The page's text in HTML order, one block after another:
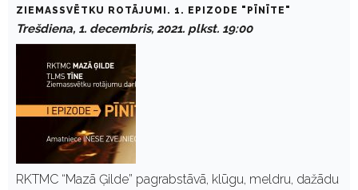
ZIEMASSVĒTKU ROTĀJUMI. 1. EPIZODE "PĪNĪTE"
Trešdiena, 1. decembris, 2021. plkst. 19:00
RKTMC “Mazā Ģilde” pagrabstāvā, klūgu, meldru, dažādu